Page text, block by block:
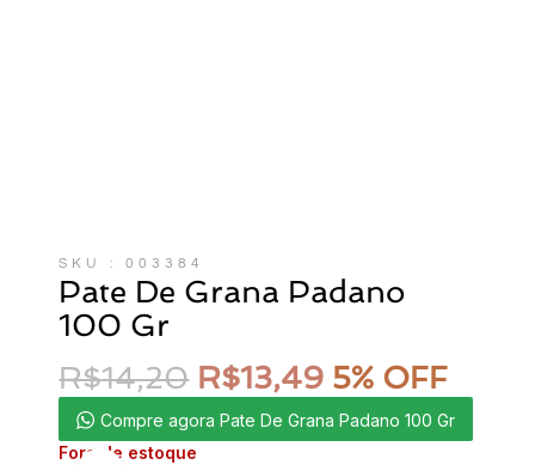
SKU : 003384
Pate De Grana Padano
100 Gr
R$14,20 R$13,49 5% OFF
Compre agora Pate De Grana Padano 100 Gr
Fora de estoque